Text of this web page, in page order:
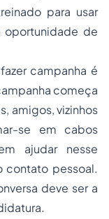
para usar
oportunidade de
campanha é
começa
amigos, vizinhos
se em cabos
ajudar nesse
contato pessoal.
deve ser a